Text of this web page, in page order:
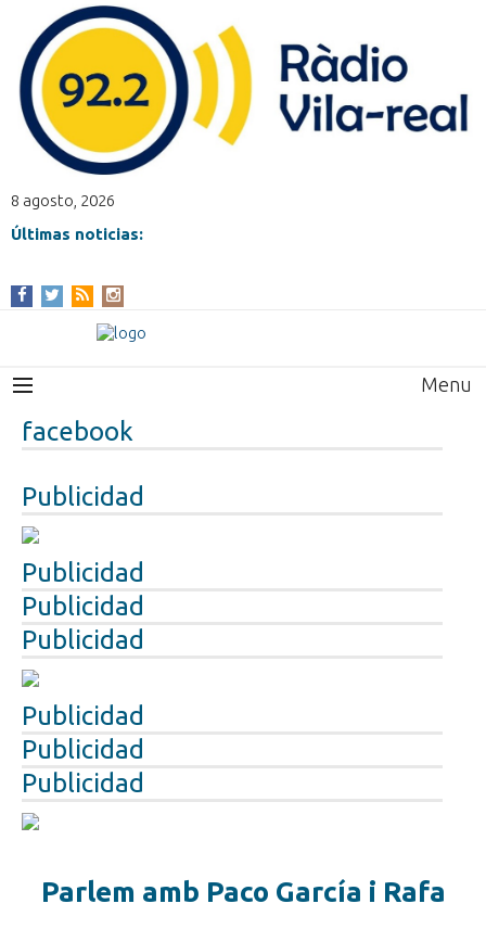
8 agosto, 2026
Últimas noticias:
Menu
facebook
Publicidad
Publicidad
Publicidad
Publicidad
Publicidad
Publicidad
Publicidad
Parlem amb Paco García i Rafa